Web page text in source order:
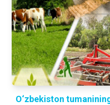
O‘zbekiston